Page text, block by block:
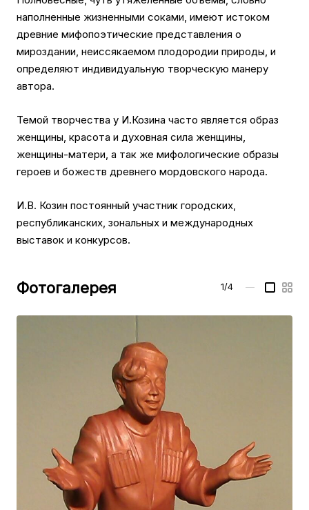
наполненные жизненными соками, имеют истоком
древние мифопоэтические представления о
мироздании, неиссякаемом плодородии природы, и
определяют индивидуальную творческую манеру
автора.
Темой творчества у И.Козина часто является образ
женщины, красота и духовная сила женщины,
женщины-матери, а так же мифологические образы
героев и божеств древнего мордовского народа.
И.В. Козин постоянный участник городских,
республиканских, зональных и международных
выставок и конкурсов.
Фотогалерея 1/4 —